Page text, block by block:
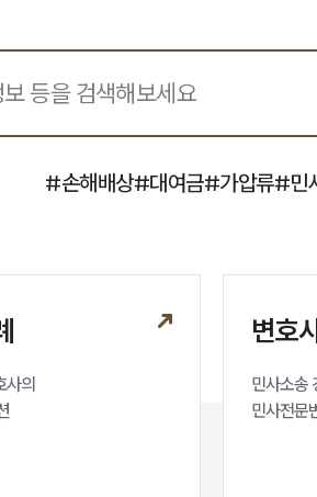
#손해배상#대여금#가압류#민
사의
변호
민사소송
민사전문